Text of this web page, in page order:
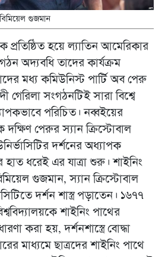
গুজমান
হয়ে ল্যাতিন আমেরিকার
অদ্যবধি তাদের কার্যক্রম
মধ্য কমিউনিস্ট পার্টি অব পেরু
গেরিলা সংগঠনটিই সারা বিশ্বে
পরিচিত। নব্বইয়ের
পেরুর স্যান ক্রিস্টোবাল
দর্শনের অধ্যাপক
ধরেই এর যাত্রা শুরু। শাইনিং
গুজমান, স্যান ক্রিস্টোবাল
দর্শন শাস্ত্র পড়াতেন। ১৬৭৭
শাইনিং পাথের
করা হয়, দর্শনশাস্ত্রে বোদ্ধা
মাধ্যমে ছাত্রদের শাইনিং পাথে